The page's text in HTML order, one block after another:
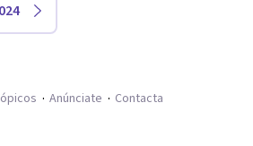
Anúnciate Contacta